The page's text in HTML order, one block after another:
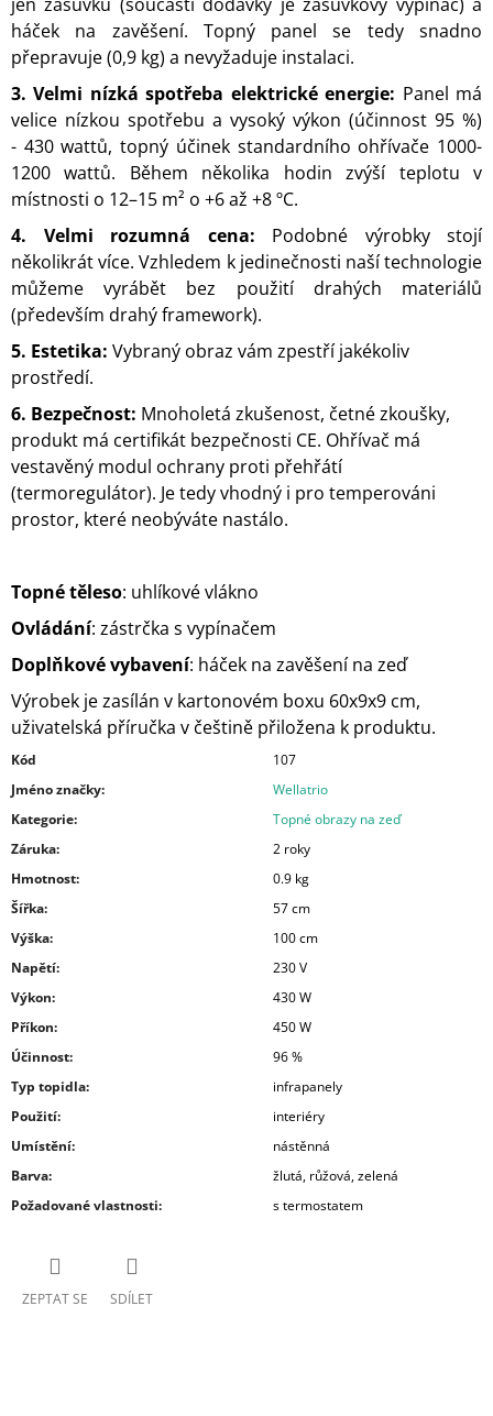
háček na zavěšení. Topný panel se tedy snadno
přepravuje (0,9 kg) a nevyžaduje instalaci.
3. Velmi nízká spotřeba elektrické energie: Panel má
velice nízkou spotřebu a vysoký výkon (účinnost 95 %)
- 430 wattů, topný účinek standardního ohřívače 1000-
1200 wattů. Během několika hodin zvýší teplotu v
místnosti o 12–15 m² o +6 až +8 ºC.
4. Velmi rozumná cena: Podobné výrobky stojí
několikrát více. Vzhledem k jedinečnosti naší technologie
můžeme vyrábět bez použití drahých materiálů
(především drahý framework).
5. Estetika: Vybraný obraz vám zpestří jakékoliv
prostředí.
6. Bezpečnost: Mnoholetá zkušenost, četné zkoušky,
produkt má certifikát bezpečnosti CE. Ohřívač má
vestavěný modul ochrany proti přehřátí
(termoregulátor). Je tedy vhodný i pro temperováni
prostor, které neobýváte nastálo.
Topné těleso: uhlíkové vlákno
Ovládání: zástrčka s vypínačem
Doplňkové vybavení: háček na zavěšení na zeď
Výrobek je zasílán v kartonovém boxu 60x9x9 cm,
uživatelská příručka v češtině přiložena k produktu.
Kód
107
Jméno značky:
Wellatrio
Kategorie:
Topné obrazy na zeď
Záruka:
2 roky
Hmotnost:
0.9 kg
Šířka:
57 cm
Výška:
100 cm
Napětí:
230 V
Výkon:
430 W
Příkon:
450 W
Účinnost:
96 %
Typ topidla:
infrapanely
Použití:
interiéry
Umístění:
nástěnná
Barva:
žlutá, růžová, zelená
Požadované vlastnosti: s termostatem
ZEPTAT SE SDÍLET